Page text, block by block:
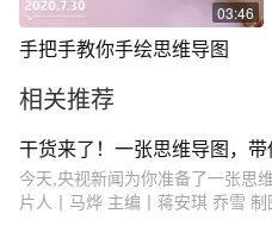
03:46
手把手教你手绘思维导图
相关推荐
干货来了！一张思维导图，
今天,央视新闻为你准备了一张思
片人丨马烨 主编丨蒋安琪 乔雪